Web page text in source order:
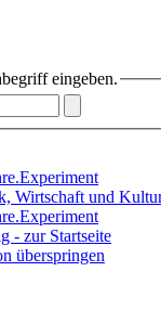
eingeben.
Wirtschaft und
überspringen